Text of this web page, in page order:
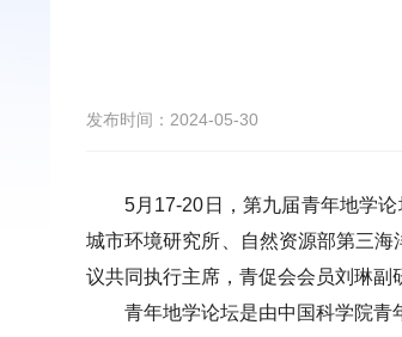
发布时间：2024-05-30
5月 17-20 日，第九届青年地学
城市环境研究所、自然资源部第三
议共同执行主席，青促会会员刘琳副
青年地学论坛是由中国科学院青